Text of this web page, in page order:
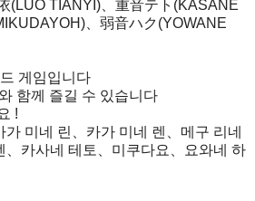
(LUO TIANYI)、重音テト(KASANE
、弱音ハク(YOWANE
게임입니다
함께 즐길 수 있습니다
!
미네 린、카가 미네 렌、메구 리네
、카사네 테토、미쿠다요、요와네 하